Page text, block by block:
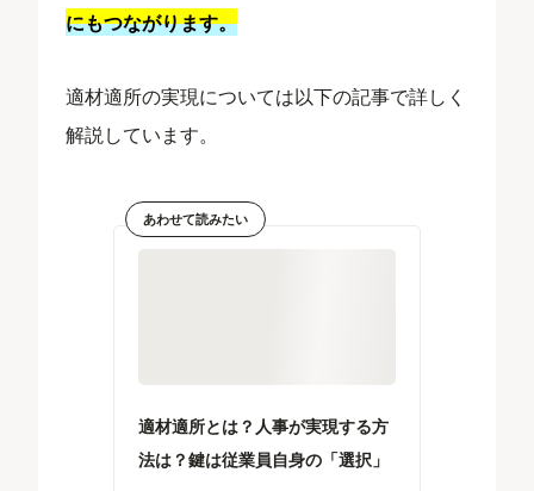
にもつながります。
適材適所の実現については以下の記事で詳しく
解説しています。
あわせて読みたい
適材適所とは？人事が実現する方
法は？鍵は従業員自身の「選択」